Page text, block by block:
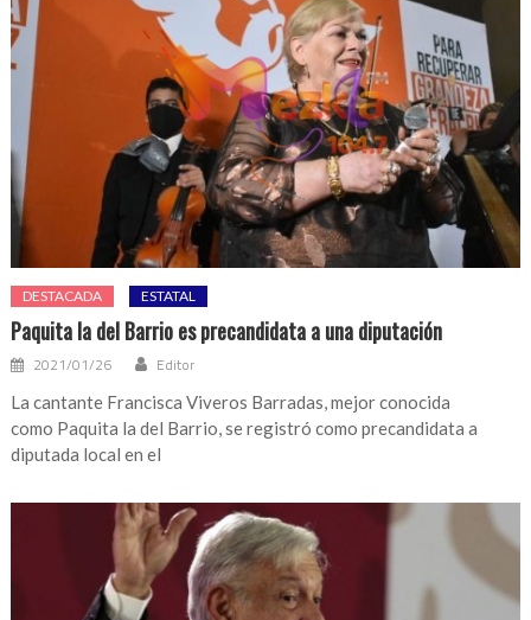
DESTACADA ESTATAL
Paquita la del Barrio es precandidata a una diputación
2021/01/26 Editor
La cantante Francisca Viveros Barradas, mejor conocida
como Paquita la del Barrio, se registró como precandidata a
diputada local en el